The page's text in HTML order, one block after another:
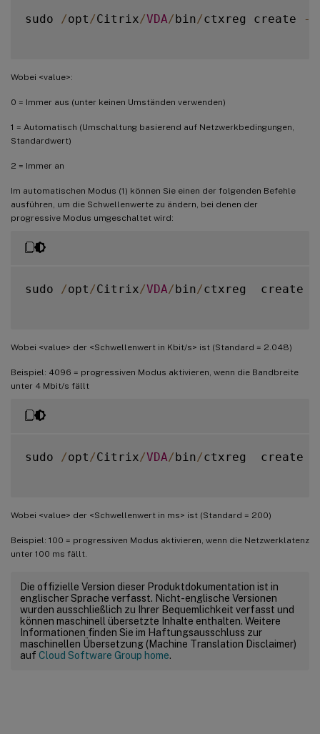
sudo /opt /Citrix/VDA/bin/ctxreg create -
Wobei <value>:
0 = Immer aus (unter keinen Umständen verwenden)
1 = Automatisch (Umschaltung basierend auf Netzwerkbedingungen,
Standardwert)
2 = Immer an
Im automatischen Modus (1) können Sie einen der folgenden Befehle
ausführen, um die Schwellenwerte zu ändern, bei denen der
progressive Modus umgeschaltet wird:
sudo /opt /Citrix/VDA/bin/ctxreg  create
Wobei <value> der <Schwellenwert in Kbit/s> ist (Standard = 2.048)
Beispiel: 4096 = progressiven Modus aktivieren, wenn die Bandbreite
unter 4 Mbit/s fällt
sudo /opt /Citrix/VDA/bin/ctxreg  create
Wobei <value> der <Schwellenwert in ms> ist (Standard = 200)
Beispiel: 100 = progressiven Modus aktivieren, wenn die Netzwerklatenz
unter 100 ms fällt.
Die offizielle Version dieser Produktdokumentation ist in
englischer Sprache verfasst. Nicht-englische Versionen
wurden ausschließlich zu Ihrer Bequemlichkeit verfasst und
können maschinell übersetzte Inhalte enthalten. Weitere
Informationen finden Sie im Haftungsausschluss zur
maschinellen Übersetzung (Machine Translation Disclaimer)
auf Cloud Software Group home.